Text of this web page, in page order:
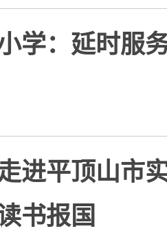
学：延时服
进平顶山市
书报国